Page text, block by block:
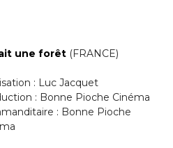
une forêt (FRANCE)
: Luc Jacquet
: Bonne Pioche Cinéma
: Bonne Pioche